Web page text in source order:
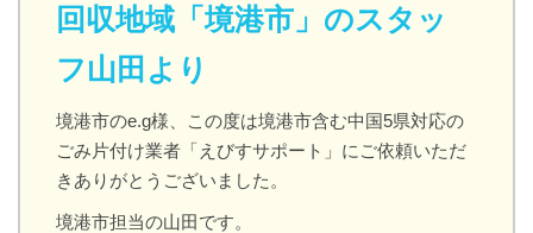
回収地域「境港市」のスタッ
フ山田より
境港市のe.g様、この度は境港市含む中国5県対応の
ごみ片付け業者「えびすサポート」にご依頼いただ
きありがとうございました。
境港市担当の山田です。